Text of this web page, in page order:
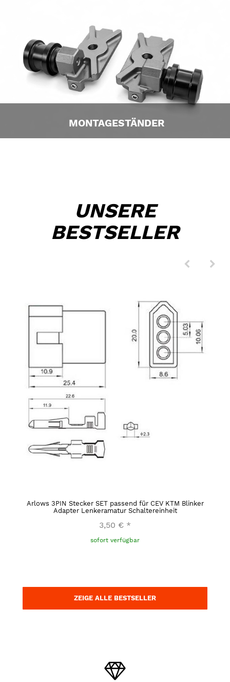
MONTAGESTÄNDER
UNSERE
BESTSELLER
Arlows 3PIN Stecker SET passend für CEV KTM Blinker
Adapter Lenkeramatur Schaltereinheit
3,50 € *
sofort verfügbar
ZEIGE ALLE BESTSELLER